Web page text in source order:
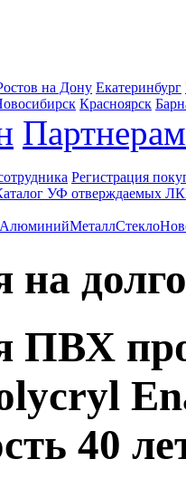
на Дону Екатеринбург
Красноярск
Партнерам
Регистрация
УФ отверждаемых
АлюминийМеталлСтекло
ПВХ
40